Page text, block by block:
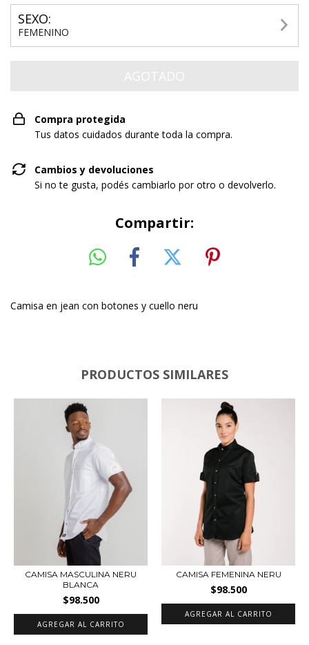
SEXO:
FEMENINO
Compra protegida
Tus datos cuidados durante toda la compra.
Cambios y devoluciones
Si no te gusta, podés cambiarlo por otro o devolverlo.
Compartir:
Camisa en jean con botones y cuello neru
PRODUCTOS SIMILARES
CAMISA MASCULINA NERU
BLANCA
$98.500
AGREGAR AL CARRITO
CAMISA FEMENINA NERU
$98.500
AGREGAR AL CARRITO